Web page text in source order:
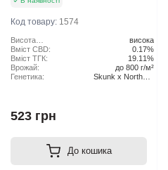
Код товару: 1574
Висота
рослини:
висока
Вміст CBD:
0.17%
Вміст ТГК:
19.11%
Врожай:
до 800 г/м²
Генетика:
Skunk x Northern
523 грн
До кошика